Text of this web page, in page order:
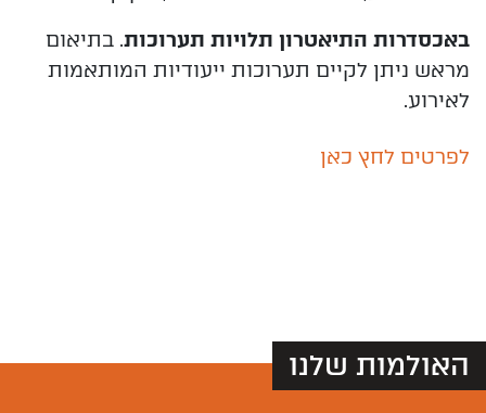
באכסדרות התיאטרון תלויות תערוכות. בתיאום
מראש ניתן לקיים תערוכות ייעודיות המותאמות
לאירוע.
לפרטים לחץ כאן
האולמות שלנו